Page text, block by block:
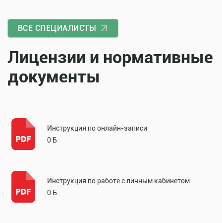
ВСЕ СПЕЦИАЛИСТЫ
Лицензии и нормативные
документы
Инструкция по онлайн-записи
0 Б
Инструкция по работе с личным кабинетом
0 Б